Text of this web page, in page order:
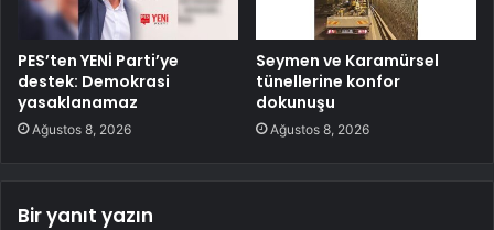
PES’ten YENİ Parti’ye
destek: Demokrasi
yasaklanamaz
Ağustos 8, 2026
Seymen ve Karamürsel
tünellerine konfor
dokunuşu
Ağustos 8, 2026
Bir yanıt yazın